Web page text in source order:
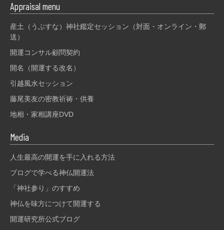
Appraisal menu
産土（うぶすな）神社鑑定セッション（対面・オンライン・郵
送）
開運コンサル顧問契約
開名（開運する改名）
引越風水セッション
藤尾美友の密教祈祷・供養
地相・家相講座DVD
Media
人生最高の開運を手に入れる方法
ブログで学べる神仏開運法
「神社参り」のすすめ
神仏を味方につけて開運する
開運研究所公式ブログ